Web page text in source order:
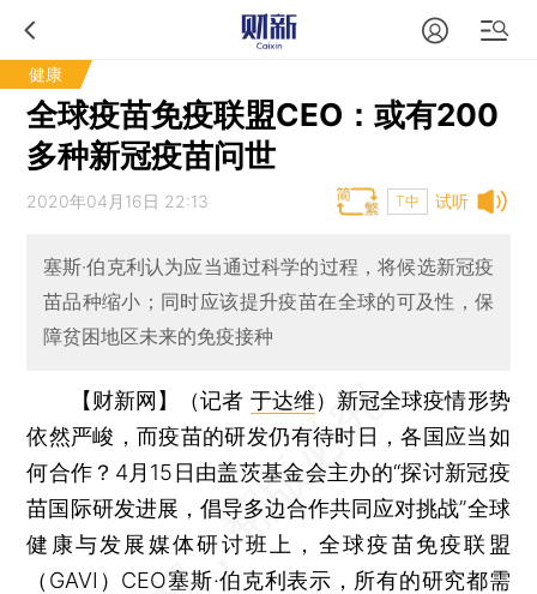
健康
全球疫苗免疫联盟CEO：或有200
多种新冠疫苗问世
试听
2020年04月16日 22:13 T中
塞斯·伯克利认为应当通过科学的过程，将候选新冠疫
苗品种缩小；同时应该提升疫苗在全球的可及性，保
障贫困地区未来的免疫接种
【财新网】（记者 于达维） 新冠全球疫情形势
依然严峻，而疫苗的研发仍有待时日，各国应当如
何合作？4月15日由盖茨基金会主办的“探讨新冠疫
苗国际研发进展，倡导多边合作共同应对挑战”全球
健康与发展媒体研讨班上，全球疫苗免疫联盟
（GAVI）CEO塞斯·伯克利表示，所有的研究都需